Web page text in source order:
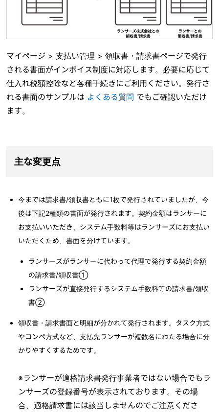
マイページ > 支払い管理 > 領収書・請求書ページで発行
される書面がインボイス制度に対応します。必要に応じて
仕入れ税額控除など各種手続きにご利用ください。発行さ
れる書面のサンプルは よくある質問 でもご確認いただけ
ます。
主な変更点
今までは請求書/領収書ともに1枚で発行されていましたが、今
後は下記2種類の書面が発行されます。契約金額はランサーに
お支払いいただき、システム手数料等はランサーズにお支払い
いただくため、書面を分けています。
ランサーズがランサーに代わって代理で発行する契約金額
の請求書/領収書①
ランサーズが直接発行するシステム手数料等の請求書/領収
書②
領収書・請求書面と明細が分かれて発行されます。タスク方式
やコンペ方式など、支払先ランサーが複数名にわたる場合に分
かりやすくするためです。
※ランサーが適格請求書発行事業者ではない場合でもラ
ンサーズの登録番号が表示されております。その場
合、適格請求書には該当しませんのでご注意くださ